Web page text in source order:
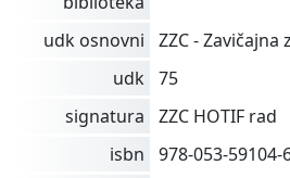
udk osnovni
ZZC -
udk 75
signatura
ZZC HOTIF rad
isbn
978-053-59104-